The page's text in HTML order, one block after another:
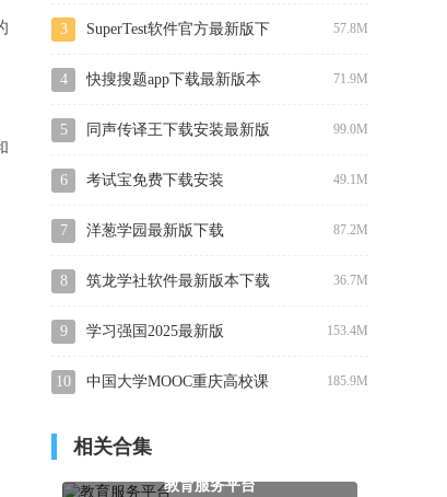
费下载
3 SuperTest软件官方最新版下
载
57.8M
4 快搜搜题app下载最新版本 71.9M
5 同声传译王下载安装最新版
本
99.0M
6 考试宝免费下载安装 49.1M
7 洋葱学园最新版下载 87.2M
8 筑龙学社软件最新版本下载 36.7M
9 学习强国2025最新版 153.4M
10 中国大学MOOC重庆高校课
下载
185.9M
相关合集
教育服务平台